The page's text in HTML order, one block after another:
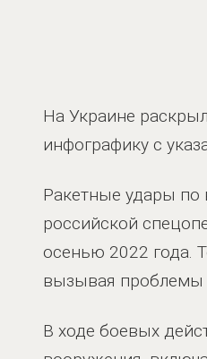
На Украине
инфографику с
Ракетные удары по
российской
осенью 2022 года.
вызывая проблемы
В ходе боевых